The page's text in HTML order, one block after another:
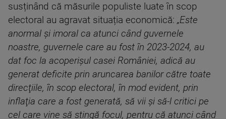
susținând că măsurile populiste luate în scop
electoral au agravat situația economică: „Este
anormal şi imoral ca atunci când guvernele
noastre, guvernele care au fost în 2023-2024, au
dat foc la acoperişul casei României, adică au
generat deficite prin aruncarea banilor către toate
direcţiile, în scop electoral, în mod evident, prin
inflaţia care a fost generată, să vii şi să-l critici pe
cel care vine să stingă focul, pentru că atunci când